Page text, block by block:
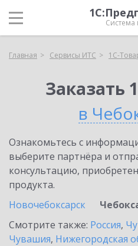
Главная Сервисы ИТС 1С-
Заказать
в
Ознакомьтесь с
выберите партнёра и
консультацию,
продукта.
Новочебоксарск
Смотрите также: Россия,
Чувашия, Нижегородская